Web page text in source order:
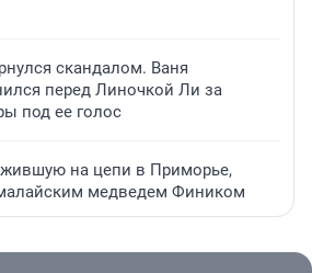
скандалом. Ваня
перед Линочкой Ли за
под ее голос
на цепи в Приморье,
медведем Фиником